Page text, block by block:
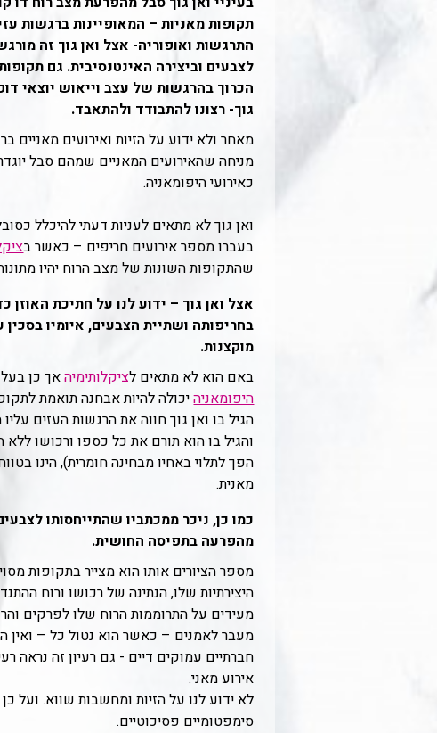
תקופות מאניות – המאופיינות ברגשות
התרגשות ואופוריה- אצל ואן גוך זה
לצבעים וביצירה האינטנסיבית. גם
הכרוך בהרגשות של עצב וייאוש יוצאי
גוך- רצונו להתבודד ולהתאבד.
מאחר ולא ידוע על הזיות ואירועים מאניים
מניחה שהאירועים המאניים שמהם סבל
כאירועי היפומאניה.
ואן גוך לא מתאים לעניות דעתי להיכלל
בעברו מספר אירועים חריפים – כאשר ב
שהתקופות השונות של מצב הרוח יהיו
אצל ואן גוך – ידוע לנו על חתיכת
בחריפותה ושתיית הצבעים, איומיו בסכין
מוקצנות.
באם הוא לא מתאים לציקלותימיהאך כן בעל
היפומאניהיכולה להיות אבחנה תואמת
הגיל בו ואן גוך חווה את הרגשות העזים
והגיל בו הוא תורם את כל כספו ורכושו ללא
הפך לתלוי באחיו מבחינה חומרית), הינו
מאנית.
כמו כן, ניכר ממכתביו שהתייחסותו
מהפרעה בתפיסה החושית.
מספר הציורים אותו הוא מצייר בתקופות
היצירתיות שלו, הנתינה של רכושו ורוח
מעידים על התרוממות הרוח שלו לפרקים
מעבר לאמנים – כאשר הוא נטול כל – ואין
חברתיים עמוקים דיים - גם רעיון זה נראה
אירוע מאני.
לא ידוע לנו על הזיות ומחשבות שווא. ועל
סימפטומיים פסיכוטיים.